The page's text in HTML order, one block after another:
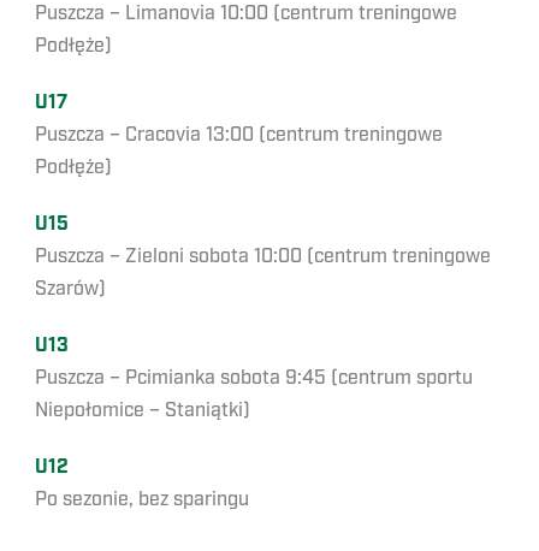
Puszcza – Limanovia 10:00 (centrum treningowe
Podłęże)
U17
Puszcza – Cracovia 13:00 (centrum treningowe
Podłęże)
U15
Puszcza – Zieloni sobota 10:00 (centrum treningowe
Szarów)
U13
Puszcza – Pcimianka sobota 9:45 (centrum sportu
Niepołomice – Staniątki)
U12
Po sezonie, bez sparingu